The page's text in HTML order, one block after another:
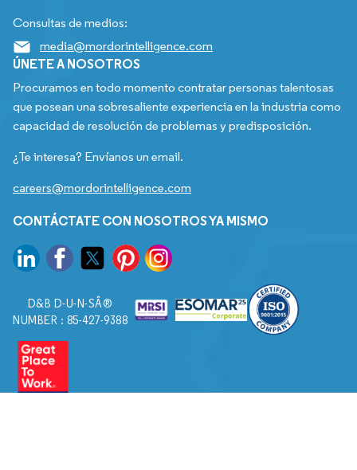
Consultas de medios:
media@mordorintelligence.com
ÚNETE A NOSOTROS
Procuramos en todo momento contratar personas talentosas
que posean una sobresaliente experiencia en la industria como
capacidad de resolución de problemas y predisposición.
¿Te interesa? Envíanos un email.
careers@mordorintelligence.com
CONTÁCTATE CON NOSOTROS YA MISMO
D&B D-U-N-SÂ®
NUMBER : 85-427-9388